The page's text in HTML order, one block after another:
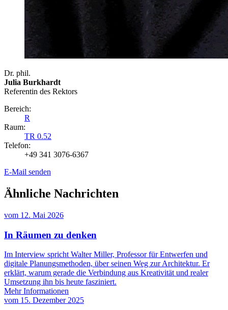
Dr. phil.
Julia Burkhardt
Referentin des Rektors
Bereich:
R
Raum:
TR 0.52
Telefon:
+49 341 3076-6367
E-Mail senden
Ähnliche Nachrichten
vom 12. Mai 2026
In Räumen zu denken
Im Interview spricht Walter Miller, Professor für Entwerfen und
digitale Planungsmethoden, über seinen Weg zur Architektur. Er
erklärt, warum gerade die Verbindung aus Kreativität und realer
Umsetzung ihn bis heute fasziniert.
Mehr Informationen
vom 15. Dezember 2025